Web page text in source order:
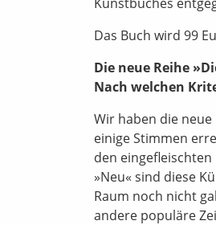
Das Buch wird 99
Die neue Reihe
Nach welchen
Wir haben die
einige Stimmen
den
»Neu« sind diese
Raum noch nicht
andere populäre